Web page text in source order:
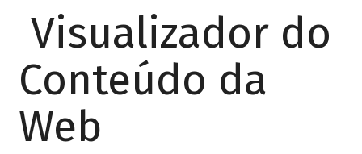
Visualizador do
Conteúdo da
Web